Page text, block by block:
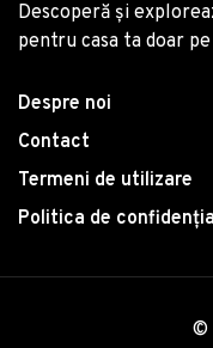
Descoperă și
pentru casa ta doar
Despre noi
Contact
Termeni de utilizare
Politica de
©